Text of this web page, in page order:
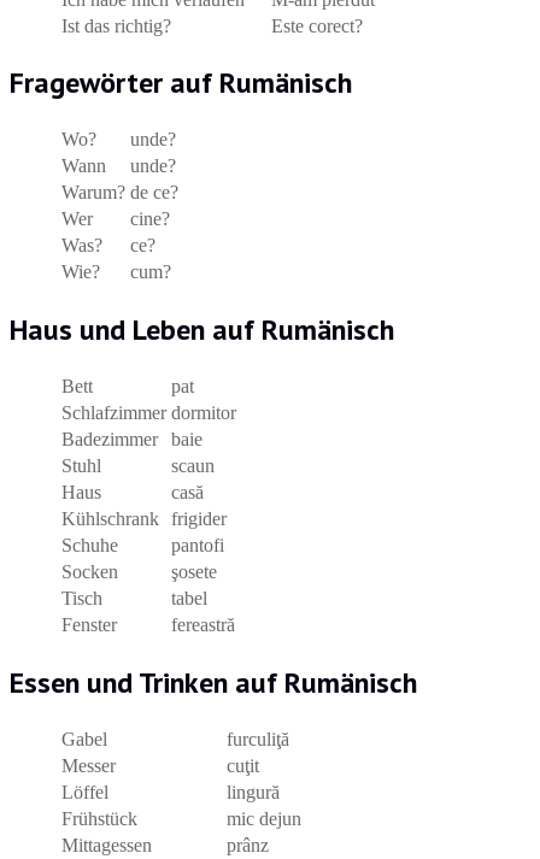
Ist das richtig?
Este corect?
Fragewörter auf Rumänisch
Wo?
unde?
Wann
unde?
Warum? de ce?
Wer
cine?
Was?
ce?
Wie?
cum?
Haus und Leben auf Rumänisch
Bett
pat
Schlafzimmer dormitor
Badezimmer
baie
Stuhl
scaun
Haus
casă
Kühlschrank frigider
Schuhe
pantofi
Socken
şosete
Tisch
tabel
Fenster
fereastră
Essen und Trinken auf Rumänisch
Gabel
furculiţă
Messer
cuţit
Löffel
lingură
Frühstück
mic dejun
Mittagessen
prânz